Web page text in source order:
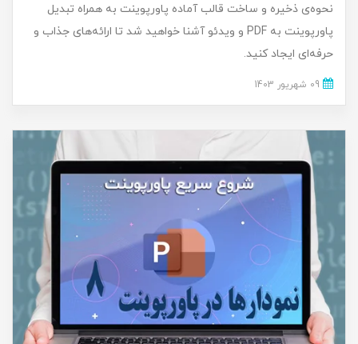
نحوه‌ی ‌ذخیره و ساخت قالب آماده پاورپوینت به همراه تبدیل
پاورپوینت به PDF و ویدئو آشنا خواهید شد تا ارائه‌های جذاب و
حرفه‌ای ایجاد کنید.